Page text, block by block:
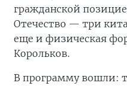
гражданской
Отечество — три
еще и физическая
Корольков.
В программу вошли: